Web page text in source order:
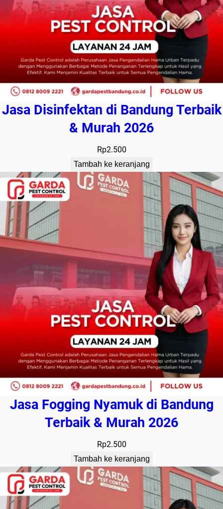
Jasa Disinfektan di Bandung Terbaik
& Murah 2026
Rp2.500
Tambah ke keranjang
Jasa Fogging Nyamuk di Bandung
Terbaik & Murah 2026
Rp2.500
Tambah ke keranjang